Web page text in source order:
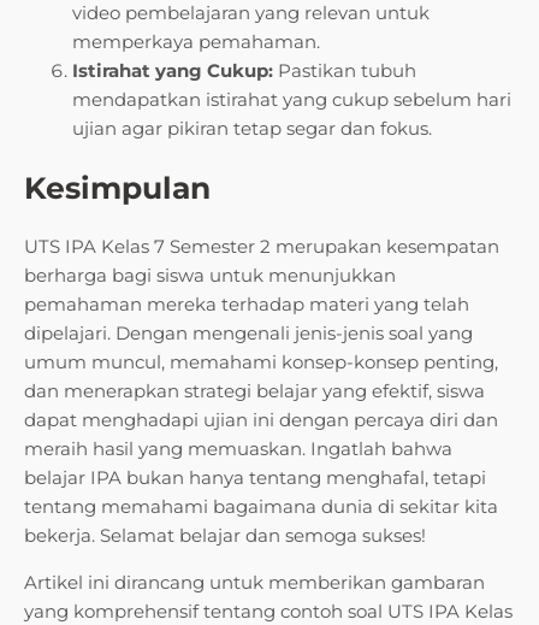
video pembelajaran yang relevan untuk
memperkaya pemahaman.
Istirahat yang Cukup: Pastikan tubuh
mendapatkan istirahat yang cukup sebelum hari
ujian agar pikiran tetap segar dan fokus.
Kesimpulan
UTS IPA Kelas 7 Semester 2 merupakan kesempatan
berharga bagi siswa untuk menunjukkan
pemahaman mereka terhadap materi yang telah
dipelajari. Dengan mengenali jenis-jenis soal yang
umum muncul, memahami konsep-konsep penting,
dan menerapkan strategi belajar yang efektif, siswa
dapat menghadapi ujian ini dengan percaya diri dan
meraih hasil yang memuaskan. Ingatlah bahwa
belajar IPA bukan hanya tentang menghafal, tetapi
tentang memahami bagaimana dunia di sekitar kita
bekerja. Selamat belajar dan semoga sukses!
Artikel ini dirancang untuk memberikan gambaran
yang komprehensif tentang contoh soal UTS IPA Kelas